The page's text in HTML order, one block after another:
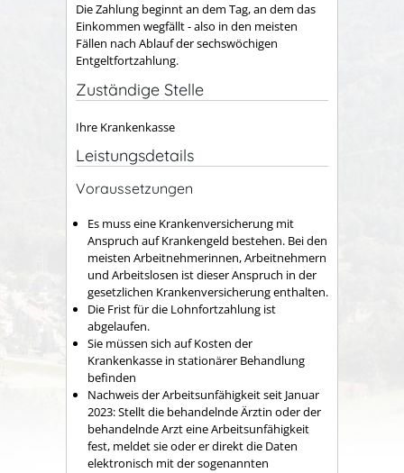
Die Zahlung beginnt an dem Tag, an dem das
Einkommen wegfällt - also in den meisten
Fällen nach Ablauf der sechswöchigen
Entgeltfortzahlung.
Zuständige Stelle
Ihre Krankenkasse
Leistungsdetails
Voraussetzungen
Es muss eine Krankenversicherung mit
Anspruch auf Krankengeld bestehen. Bei den
meisten Arbeitnehmerinnen, Arbeitnehmern
und Arbeitslosen ist dieser Anspruch in der
gesetzlichen Krankenversicherung enthalten.
Die Frist für die Lohnfortzahlung ist
abgelaufen.
Sie müssen sich auf Kosten der
Krankenkasse in stationärer Behandlung
befinden
Nachweis der Arbeitsunfähigkeit seit Januar
2023: Stellt die behandelnde Ärztin oder der
behandelnde Arzt eine Arbeitsunfähigkeit
fest, meldet sie oder er direkt die Daten
elektronisch mit der sogenannten